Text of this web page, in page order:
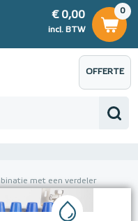
0
€ 0,00
incl. BTW
€ 0,00
OFFERTE
AANVRAGEN
met een verdeler